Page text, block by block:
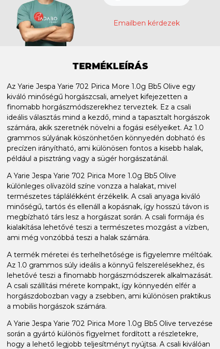
Emailben kérdezek
TERMÉKLEÍRÁS
Az Yarie Jespa Yarie 702 Pirica More 1.0g Bb5 Olive egy
kiváló minőségű horgászcsali, amelyet kifejezetten a
finomabb horgászmódszerekhez terveztek. Ez a csali
ideális választás mind a kezdő, mind a tapasztalt horgászok
számára, akik szeretnék növelni a fogási esélyeiket. Az 1.0
grammos súlyának köszönhetően könnyedén dobható és
precízen irányítható, ami különösen fontos a kisebb halak,
például a pisztráng vagy a sügér horgászatánál.
A Yarie Jespa Yarie 702 Pirica More 1.0g Bb5 Olive
különleges olívazöld színe vonzza a halakat, mivel
természetes táplálékként érzékelik. A csali anyaga kiváló
minőségű, tartós és ellenáll a kopásnak, így hosszú távon is
megbízható társ lesz a horgászat során. A csali formája és
kialakítása lehetővé teszi a természetes mozgást a vízben,
ami még vonzóbbá teszi a halak számára.
A termék méretei és terhelhetősége is figyelemre méltóak.
Az 1.0 grammos súly ideális a könnyű felszerelésekhez, és
lehetővé teszi a finomabb horgászmódszerek alkalmazását.
A csali szállítási mérete kompakt, így könnyedén elfér a
horgászdobozban vagy a zsebben, ami különösen praktikus
a mobilis horgászok számára.
A Yarie Jespa Yarie 702 Pirica More 1.0g Bb5 Olive tervezése
során a gyártó különös figyelmet fordított a részletekre,
hogy a lehető legjobb teljesítményt nyújtsa. A csali kiválóan